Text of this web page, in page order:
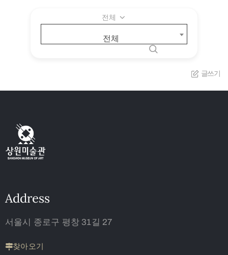
전체
전체
글쓰기
Address
서울시 종로구 평창 31길 27
찾아오기